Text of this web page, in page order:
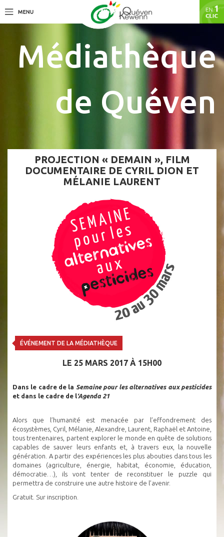
Médiathèque
de Quéven
PROJECTION « DEMAIN », FILM
DOCUMENTAIRE DE CYRIL DION ET
MÉLANIE LAURENT
ÉVÉNEMENT DE LA MÉDIATHÈQUE
LE 25 MARS 2017 À 15H00
Dans le cadre de la Semaine pour les alternatives aux pesticides
et dans le cadre de l‘Agenda 21
Alors que l’humanité est menacée par l’effondrement des
écosystèmes, Cyril, Mélanie, Alexandre, Laurent, Raphaël et Antoine,
tous trentenaires, partent explorer le monde en quête de solutions
capables de sauver leurs enfants et, à travers eux, la nouvelle
génération. A partir des expériences les plus abouties dans tous les
domaines (agriculture, énergie, habitat, économie, éducation,
démocratie…), ils vont tenter de reconstituer le puzzle qui
permettra de construire une autre histoire de l’avenir.
Gratuit. Sur inscription.